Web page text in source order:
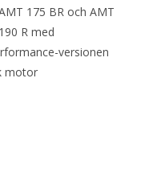
175 BR och AMT
190 R med
versionen
motor